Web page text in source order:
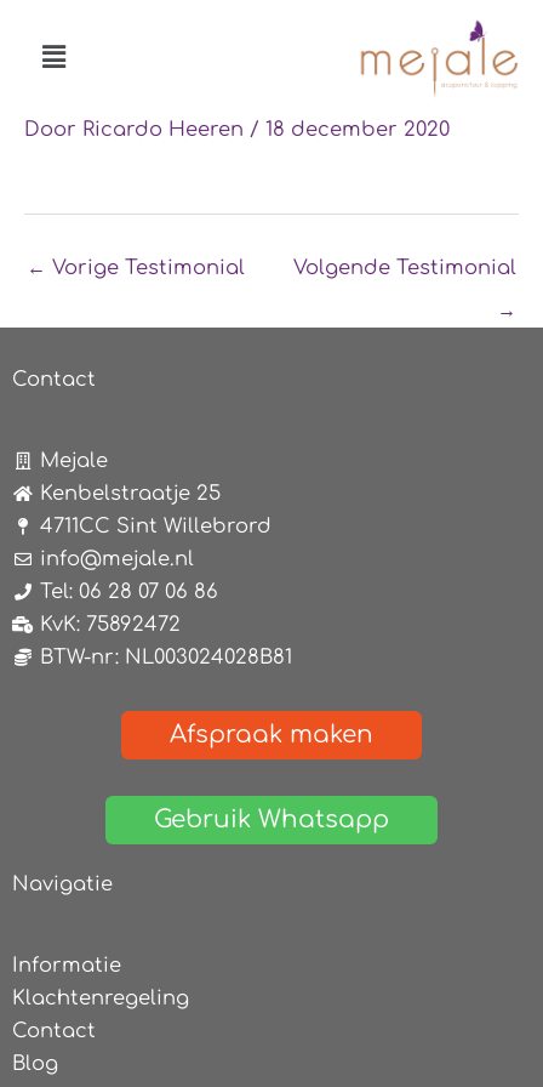
naarMenu
Door Ricardo Heeren / 18 december 2020
← Vorige Testimonial
Volgende Testimonial
→
Contact
Mejale
Kenbelstraatje 25
4711CC Sint Willebrord
info@mejale.nl
Tel: 06 28 07 06 86
KvK: 75892472
BTW-nr: NL003024028B81
Afspraak maken
Gebruik Whatsapp
Navigatie
Informatie
Klachtenregeling
Contact
Blog